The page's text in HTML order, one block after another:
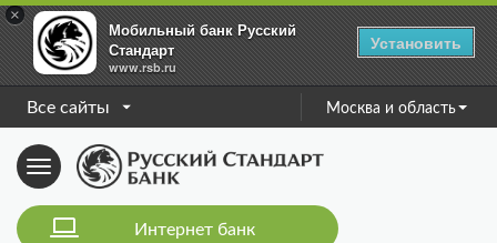
×
Мобильный банк Русский
Стандарт
www.rsb.ru
Установить
Все сайты Москва и область
Toggle
navigation
Интернет банк